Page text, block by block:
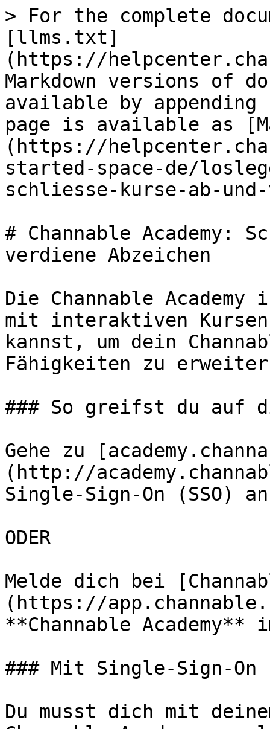
> For the complete
[llms.txt]
(https://
Markdown versions of
available by
page is available as
(https://
started-space-de/
schliesse-kurse-ab-
# Channable Academy:
verdiene Abzeichen
Die Channable
mit interaktiven
kannst, um dein
Fähigkeiten zu
### So greifst du auf
Gehe zu
(http://
Single-Sign-On (SSO)
ODER
Melde dich bei
(https://
**Channable Academy**
### Mit Single-Sign-On
Du musst dich mit